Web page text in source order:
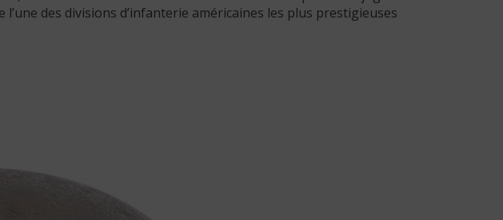
des divisions d’infanterie américaines les plus prestigieuses